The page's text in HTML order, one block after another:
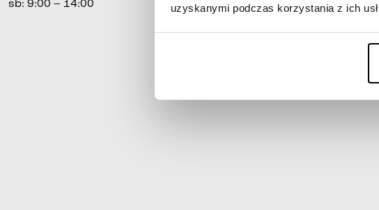
uzyskanymi podczas korzystania z ich
sb: 9:00 – 14:00